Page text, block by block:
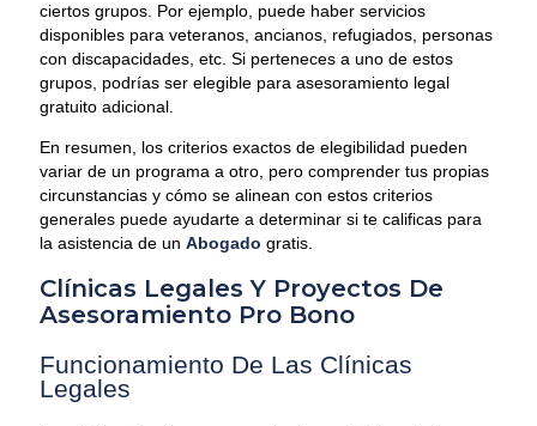
ciertos grupos. Por ejemplo, puede haber servicios
disponibles para veteranos, ancianos, refugiados, personas
con discapacidades, etc. Si perteneces a uno de estos
grupos, podrías ser elegible para asesoramiento legal
gratuito adicional.
En resumen, los criterios exactos de elegibilidad pueden
variar de un programa a otro, pero comprender tus propias
circunstancias y cómo se alinean con estos criterios
generales puede ayudarte a determinar si te calificas para
la asistencia de un Abogado gratis.
Clínicas Legales Y Proyectos De
Asesoramiento Pro Bono
Funcionamiento De Las Clínicas
Legales